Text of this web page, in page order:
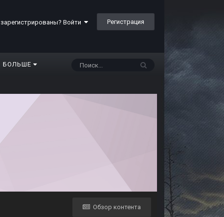
Войти Регистрация
БОЛЬШЕ
Обзор контента